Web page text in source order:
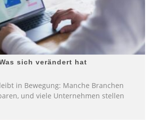
sich verändert hat
in Bewegung: Manche Branchen
und viele Unternehmen stellen